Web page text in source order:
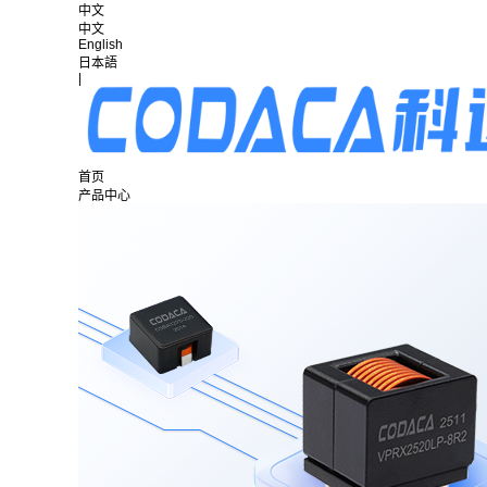
中文
中文
English
日本語
首页
产品中心